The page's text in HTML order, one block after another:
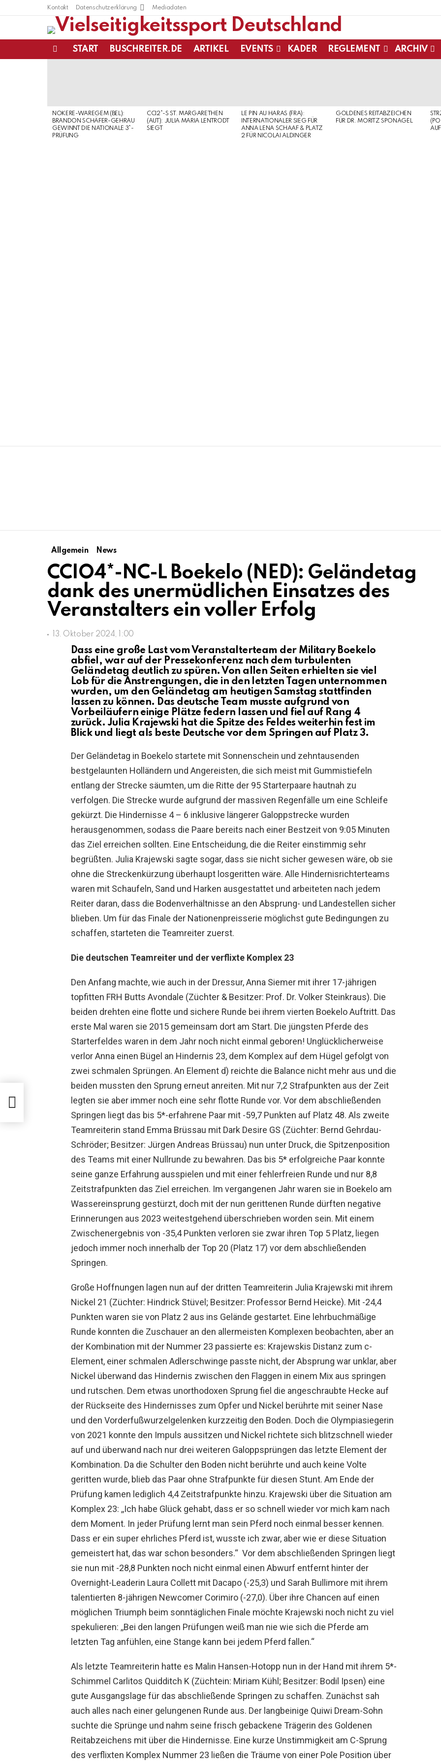
Kontakt Datenschutzerklärung Mediadaten
START BUSCHREITER.DE ARTIKEL EVENTS KADER REGLEMENT ARCHIV
NOKERE-WAREGEM (BEL):
BRANDON SCHÄFER-GEHRAU
GEWINNT DIE NATIONALE 3*-
PRÜFUNG
CCI2*-S ST. MARGARETHEN
(AUT): JULIA MARIA LENTRODT
SIEGT
LE PIN AU HARAS (FRA):
INTERNATIONALER SIEG FÜR
ANNA LENA SCHAAF & PLATZ
2 FÜR NICOLAI ALDINGER
GOLDENES REITABZEICHEN
FÜR DR. MORITZ SPONAGEL
Allgemein News
CCIO4*-NC-L Boekelo (NED): Geländetag
dank des unermüdlichen Einsatzes des
Veranstalters ein voller Erfolg
13. Oktober 2024, 1:00
Dass eine große Last vom Veranstalterteam der Military Boekelo
abfiel, war auf der Pressekonferenz nach dem turbulenten
Geländetag deutlich zu spüren. Von allen Seiten erhielten sie viel
Lob für die Anstrengungen, die in den letzten Tagen unternommen
wurden, um den Geländetag am heutigen Samstag stattfinden
lassen zu können. Das deutsche Team musste aufgrund von
Vorbeiläufern einige Plätze federn lassen und fiel auf Rang 4
zurück. Julia Krajewski hat die Spitze des Feldes weiterhin fest im
Blick und liegt als beste Deutsche vor dem Springen auf Platz 3.
Der Geländetag in Boekelo startete mit Sonnenschein und zehntausenden
bestgelaunten Holländern und Angereisten, die sich meist mit Gummistiefeln
entlang der Strecke säumten, um die Ritte der 95 Starterpaare hautnah zu
verfolgen. Die Strecke wurde aufgrund der massiven Regenfälle um eine Schleife
gekürzt. Die Hindernisse 4 – 6 inklusive längerer Galoppstrecke wurden
herausgenommen, sodass die Paare bereits nach einer Bestzeit von 9:05 Minuten
das Ziel erreichen sollten. Eine Entscheidung, die die Reiter einstimmig sehr
begrüßten. Julia Krajewski sagte sogar, dass sie nicht sicher gewesen wäre, ob sie
ohne die Streckenkürzung überhaupt losgeritten wäre. Alle Hindernisrichterteams
waren mit Schaufeln, Sand und Harken ausgestattet und arbeiteten nach jedem
Reiter daran, dass die Bodenverhältnisse an den Absprung- und Landestellen sicher
blieben. Um für das Finale der Nationenpreisserie möglichst gute Bedingungen zu
schaffen, starteten die Teamreiter zuerst.
Die deutschen Teamreiter und der verflixte Komplex 23
Den Anfang machte, wie auch in der Dressur, Anna Siemer mit ihrer 17-jährigen
topfitten FRH Butts Avondale (Züchter & Besitzer: Prof. Dr. Volker Steinkraus). Die
beiden drehten eine flotte und sichere Runde bei ihrem vierten Boekelo Auftritt. Das
erste Mal waren sie 2015 gemeinsam dort am Start. Die jüngsten Pferde des
Starterfeldes waren in dem Jahr noch nicht einmal geboren! Unglücklicherweise
verlor Anna einen Bügel an Hindernis 23, dem Komplex auf dem Hügel gefolgt von
zwei schmalen Sprüngen. An Element d) reichte die Balance nicht mehr aus und die
beiden mussten den Sprung erneut anreiten. Mit nur 7,2 Strafpunkten aus der Zeit
legten sie aber immer noch eine sehr flotte Runde vor. Vor dem abschließenden
Springen liegt das bis 5*-erfahrene Paar mit -59,7 Punkten auf Platz 48. Als zweite
Teamreiterin stand Emma Brüssau mit Dark Desire GS (Züchter: Bernd Gehrdau-
Schröder; Besitzer: Jürgen Andreas Brüssau) nun unter Druck, die Spitzenposition
des Teams mit einer Nullrunde zu bewahren. Das bis 5* erfolgreiche Paar konnte
seine ganze Erfahrung ausspielen und mit einer fehlerfreien Runde und nur 8,8
Zeitstrafpunkten das Ziel erreichen. Im vergangenen Jahr waren sie in Boekelo am
Wassereinsprung gestürzt, doch mit der nun gerittenen Runde dürften negative
Erinnerungen aus 2023 weitestgehend überschrieben worden sein. Mit einem
Zwischenergebnis von -35,4 Punkten verloren sie zwar ihren Top 5 Platz, liegen
jedoch immer noch innerhalb der Top 20 (Platz 17) vor dem abschließenden
Springen.
Große Hoffnungen lagen nun auf der dritten Teamreiterin Julia Krajewski mit ihrem
Nickel 21 (Züchter: Hindrick Stüvel; Besitzer: Professor Bernd Heicke). Mit -24,4
Punkten waren sie von Platz 2 aus ins Gelände gestartet. Eine lehrbuchmäßige
Runde konnten die Zuschauer an den allermeisten Komplexen beobachten, aber an
der Kombination mit der Nummer 23 passierte es: Krajewskis Distanz zum c-
Element, einer schmalen Adlerschwinge passte nicht, der Absprung war unklar, aber
Nickel überwand das Hindernis zwischen den Flaggen in einem Mix aus springen
und rutschen. Dem etwas unorthodoxen Sprung fiel die angeschraubte Hecke auf
der Rückseite des Hindernisses zum Opfer und Nickel berührte mit seiner Nase
und den Vorderfußwurzelgelenken kurzzeitig den Boden. Doch die Olympiasiegerin
von 2021 konnte den Impuls aussitzen und Nickel richtete sich blitzschnell wieder
auf und überwand nach nur drei weiteren Galoppsprüngen das letzte Element der
Kombination. Da die Schulter den Boden nicht berührte und auch keine Volte
geritten wurde, blieb das Paar ohne Strafpunkte für diesen Stunt. Am Ende der
Prüfung kamen lediglich 4,4 Zeitstrafpunkte hinzu. Krajewski über die Situation am
Komplex 23: ,,Ich habe Glück gehabt, dass er so schnell wieder vor mich kam nach
dem Moment. In jeder Prüfung lernt man sein Pferd noch einmal besser kennen.
Dass er ein super ehrliches Pferd ist, wusste ich zwar, aber wie er diese Situation
gemeistert hat, das war schon besonders.“ Vor dem abschließenden Springen liegt
sie nun mit -28,8 Punkten noch nicht einmal einen Abwurf entfernt hinter der
Overnight-Leaderin Laura Collett mit Dacapo (-25,3) und Sarah Bullimore mit ihrem
talentierten 8-jährigen Newcomer Corimiro (-27,0). Über ihre Chancen auf einen
möglichen Triumph beim sonntäglichen Finale möchte Krajewski noch nicht zu viel
spekulieren: ,,Bei den langen Prüfungen weiß man nie wie sich die Pferde am
letzten Tag anfühlen, eine Stange kann bei jedem Pferd fallen.“
Als letzte Teamreiterin hatte es Malin Hansen-Hotopp nun in der Hand mit ihrem 5*-
Schimmel Carlitos Quidditch K (Züchtein: Miriam Kühl; Besitzer: Bodil Ipsen) eine
gute Ausgangslage für das abschließende Springen zu schaffen. Zunächst sah
auch alles nach einer gelungenen Runde aus. Der langbeinige Quiwi Dream-Sohn
suchte die Sprünge und nahm seine frisch gebackene Trägerin des Goldenen
Reitabzeichens mit über die Hindernisse. Eine kurze Unstimmigkeit am C-Sprung
des verflixten Komplex Nummer 23 ließen die Träume von einer Pole Position über